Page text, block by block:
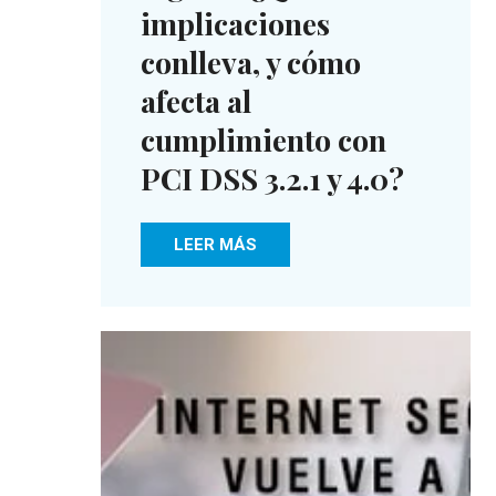
implicaciones
conlleva, y cómo
afecta al
cumplimiento con
PCI DSS 3.2.1 y 4.0?
LEER MÁS